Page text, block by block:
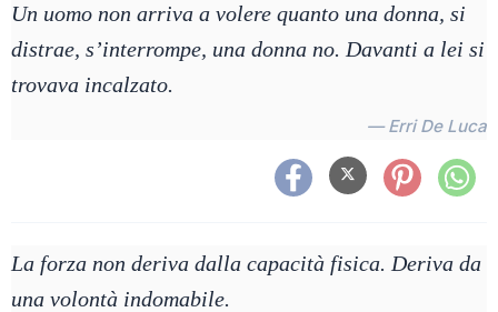
Un uomo non arriva a volere quanto una donna, si
distrae, s’interrompe, una donna no. Davanti a lei si
trovava incalzato.
— Erri De Luca
La forza non deriva dalla capacità fisica. Deriva da
una volontà indomabile.